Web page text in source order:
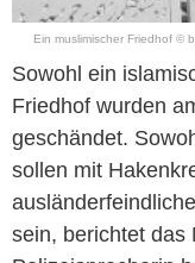
Ein muslimischer Friedhof ©
Sowohl ein
Friedhof wurden
geschändet.
sollen mit
sein, berichtet das